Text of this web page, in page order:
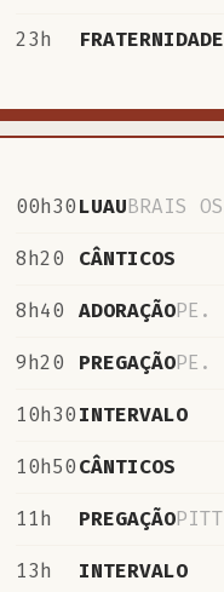
23h
00h30 LUAUBRAIS
8h20 CÂNTICOS
8h40 ADORAÇÃOPE.
9h20 PREGAÇÃOPE.
10h30 INTERVALO
10h50 CÂNTICOS
11h PREGAÇÃO
13h INTERVALO